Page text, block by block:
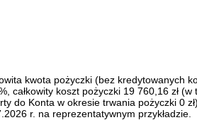
kwota pożyczki (bez kredytowanych
całkowity koszt pożyczki 19 760,16 zł (w
do Konta w okresie trwania pożyczki 0
r. na reprezentatywnym przykładzie.